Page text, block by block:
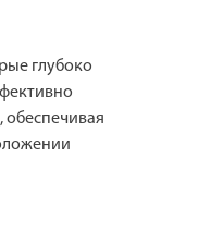
глубоко
обеспечивая